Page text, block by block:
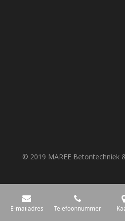
© 2019 MAREE Betontechniek
E-mailadres Telefoonnummer